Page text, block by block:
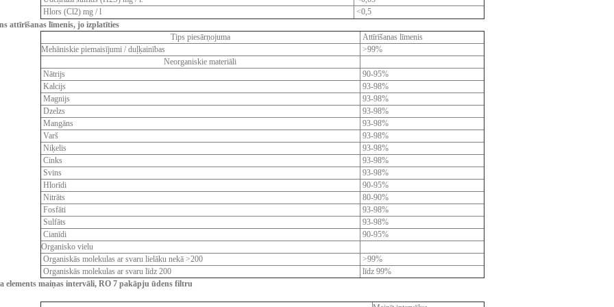
Hlors (Cl2) mg / l
<0,5
attīrīšanas līmenis, jo izplatīties
Tips piesārņojuma
Attīrīšanas līmenis
Mehāniskie piemaisījumi / duļķainības
>99%
Neorganiskie materiāli
Nātrijs
90-95%
Kalcijs
93-98%
Magnijs
93-98%
Dzelzs
93-98%
Mangāns
93-98%
Varš
93-98%
Niķelis
93-98%
Cinks
93-98%
Svins
93-98%
Hlorīdi
90-95%
Nitrāts
80-90%
Fosfāti
93-98%
Sulfāts
93-98%
Cianīdi
90-95%
Organisko vielu
Organiskās molekulas ar svaru lielāku nekā >200
>99%
Organiskās molekulas ar svaru līdz 200
līdz 99%
elements maiņas intervāli, RO 7 pakāpju ūdens filtru